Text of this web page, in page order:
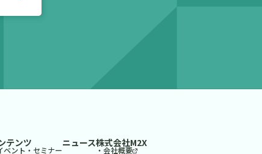
テンツ
ベント・セミナー
ニュース株式会社M2X
・会社概要